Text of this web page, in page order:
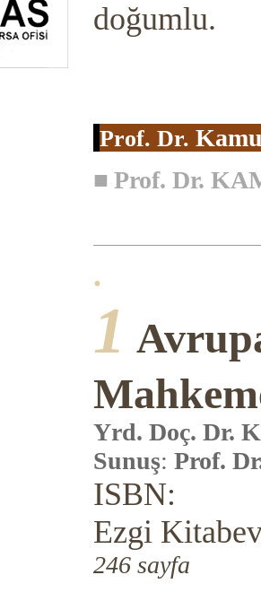
doğumlu.
Prof. Dr.
■ Prof. Dr.
.
1
Yrd. Doç. Dr.
Sunuş: Prof.
ISBN:
Ezgi
246 sayfa